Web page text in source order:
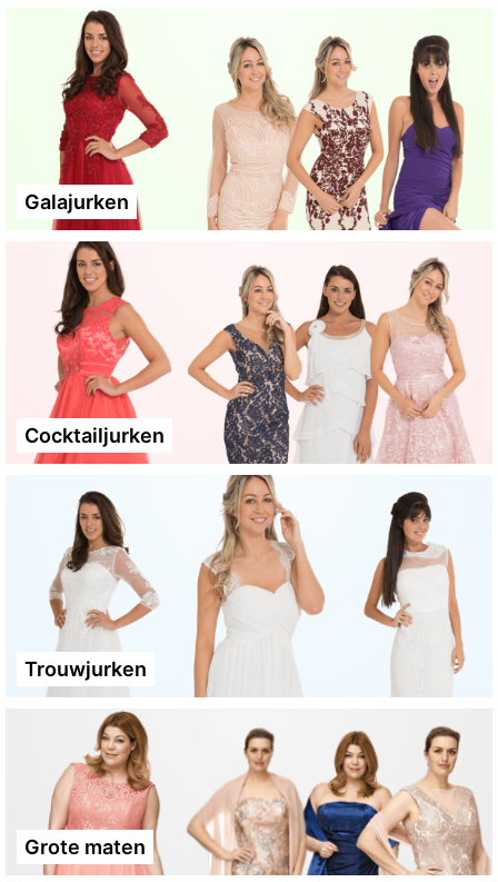
Galajurken
Cocktailjurken
Trouwjurken
Grote maten